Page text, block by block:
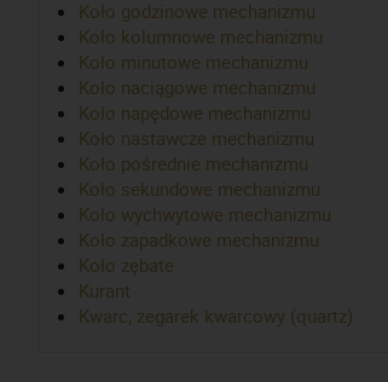
Koło godzinowe mechanizmu
Koło kolumnowe mechanizmu
Koło minutowe mechanizmu
Koło naciągowe mechanizmu
Koło napędowe mechanizmu
Koło nastawcze mechanizmu
Koło pośrednie mechanizmu
Koło sekundowe mechanizmu
Koło wychwytowe mechanizmu
Koło zapadkowe mechanizmu
Koło zębate
Kurant
Kwarc, zegarek kwarcowy (quartz)